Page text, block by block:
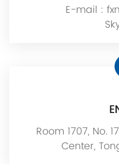
E-mail :
Room 1707, No.
Center,